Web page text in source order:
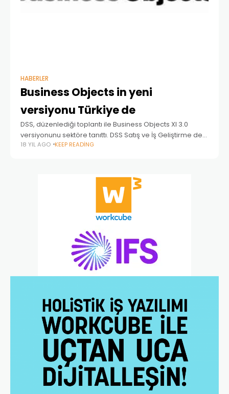
HABERLER
Business Objects in yeni
versiyonu Türkiye de
DSS, düzenlediği toplantı ile Business Objects XI 3.0
versiyonunu sektöre tanıttı. DSS Satış ve İş Geliştirme den
Sorumlu Yönetici Ortağı Muzaffer Yöntem in açılış
18 YIL AGO KEEP READING